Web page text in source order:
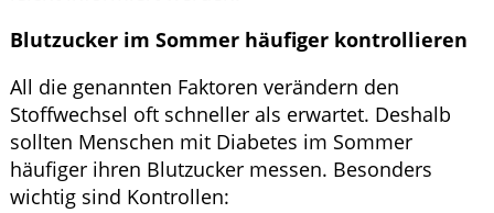
Blutzucker im Sommer häufiger kontrollieren
All die genannten Faktoren verändern den
Stoffwechsel oft schneller als erwartet. Deshalb
sollten Menschen mit Diabetes im Sommer
häufiger ihren Blutzucker messen. Besonders
wichtig sind Kontrollen: